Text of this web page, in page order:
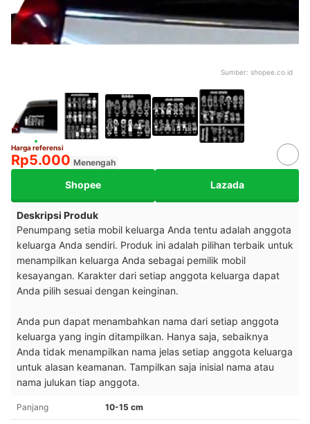
Sumber: shopee.co.id
Harga referensi
Rp5.000 Menengah
Shopee Lazada
Deskripsi Produk
Penumpang setia mobil keluarga Anda tentu adalah anggota
keluarga Anda sendiri. Produk ini adalah pilihan terbaik untuk
menampilkan keluarga Anda sebagai pemilik mobil
kesayangan. Karakter dari setiap anggota keluarga dapat
Anda pilih sesuai dengan keinginan.
Anda pun dapat menambahkan nama dari setiap anggota
keluarga yang ingin ditampilkan. Hanya saja, sebaiknya
Anda tidak menampilkan nama jelas setiap anggota keluarga
untuk alasan keamanan. Tampilkan saja inisial nama atau
nama julukan tiap anggota.
Panjang 10-15 cm